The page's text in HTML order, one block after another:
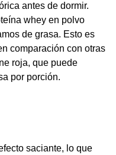
antes de dormir.
whey en polvo
de grasa. Esto es
comparación con otras
roja, que puede
por porción.
saciante, lo que